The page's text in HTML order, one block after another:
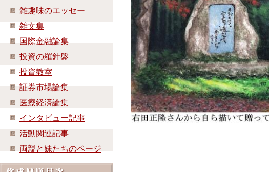
雑趣味のエッセー
雑文集
国際金融論集
投資の羅針盤
投資教室
証券市場論集
医療経済論集
インタビュー記事
活動関連記事
両親と妹たちのページ